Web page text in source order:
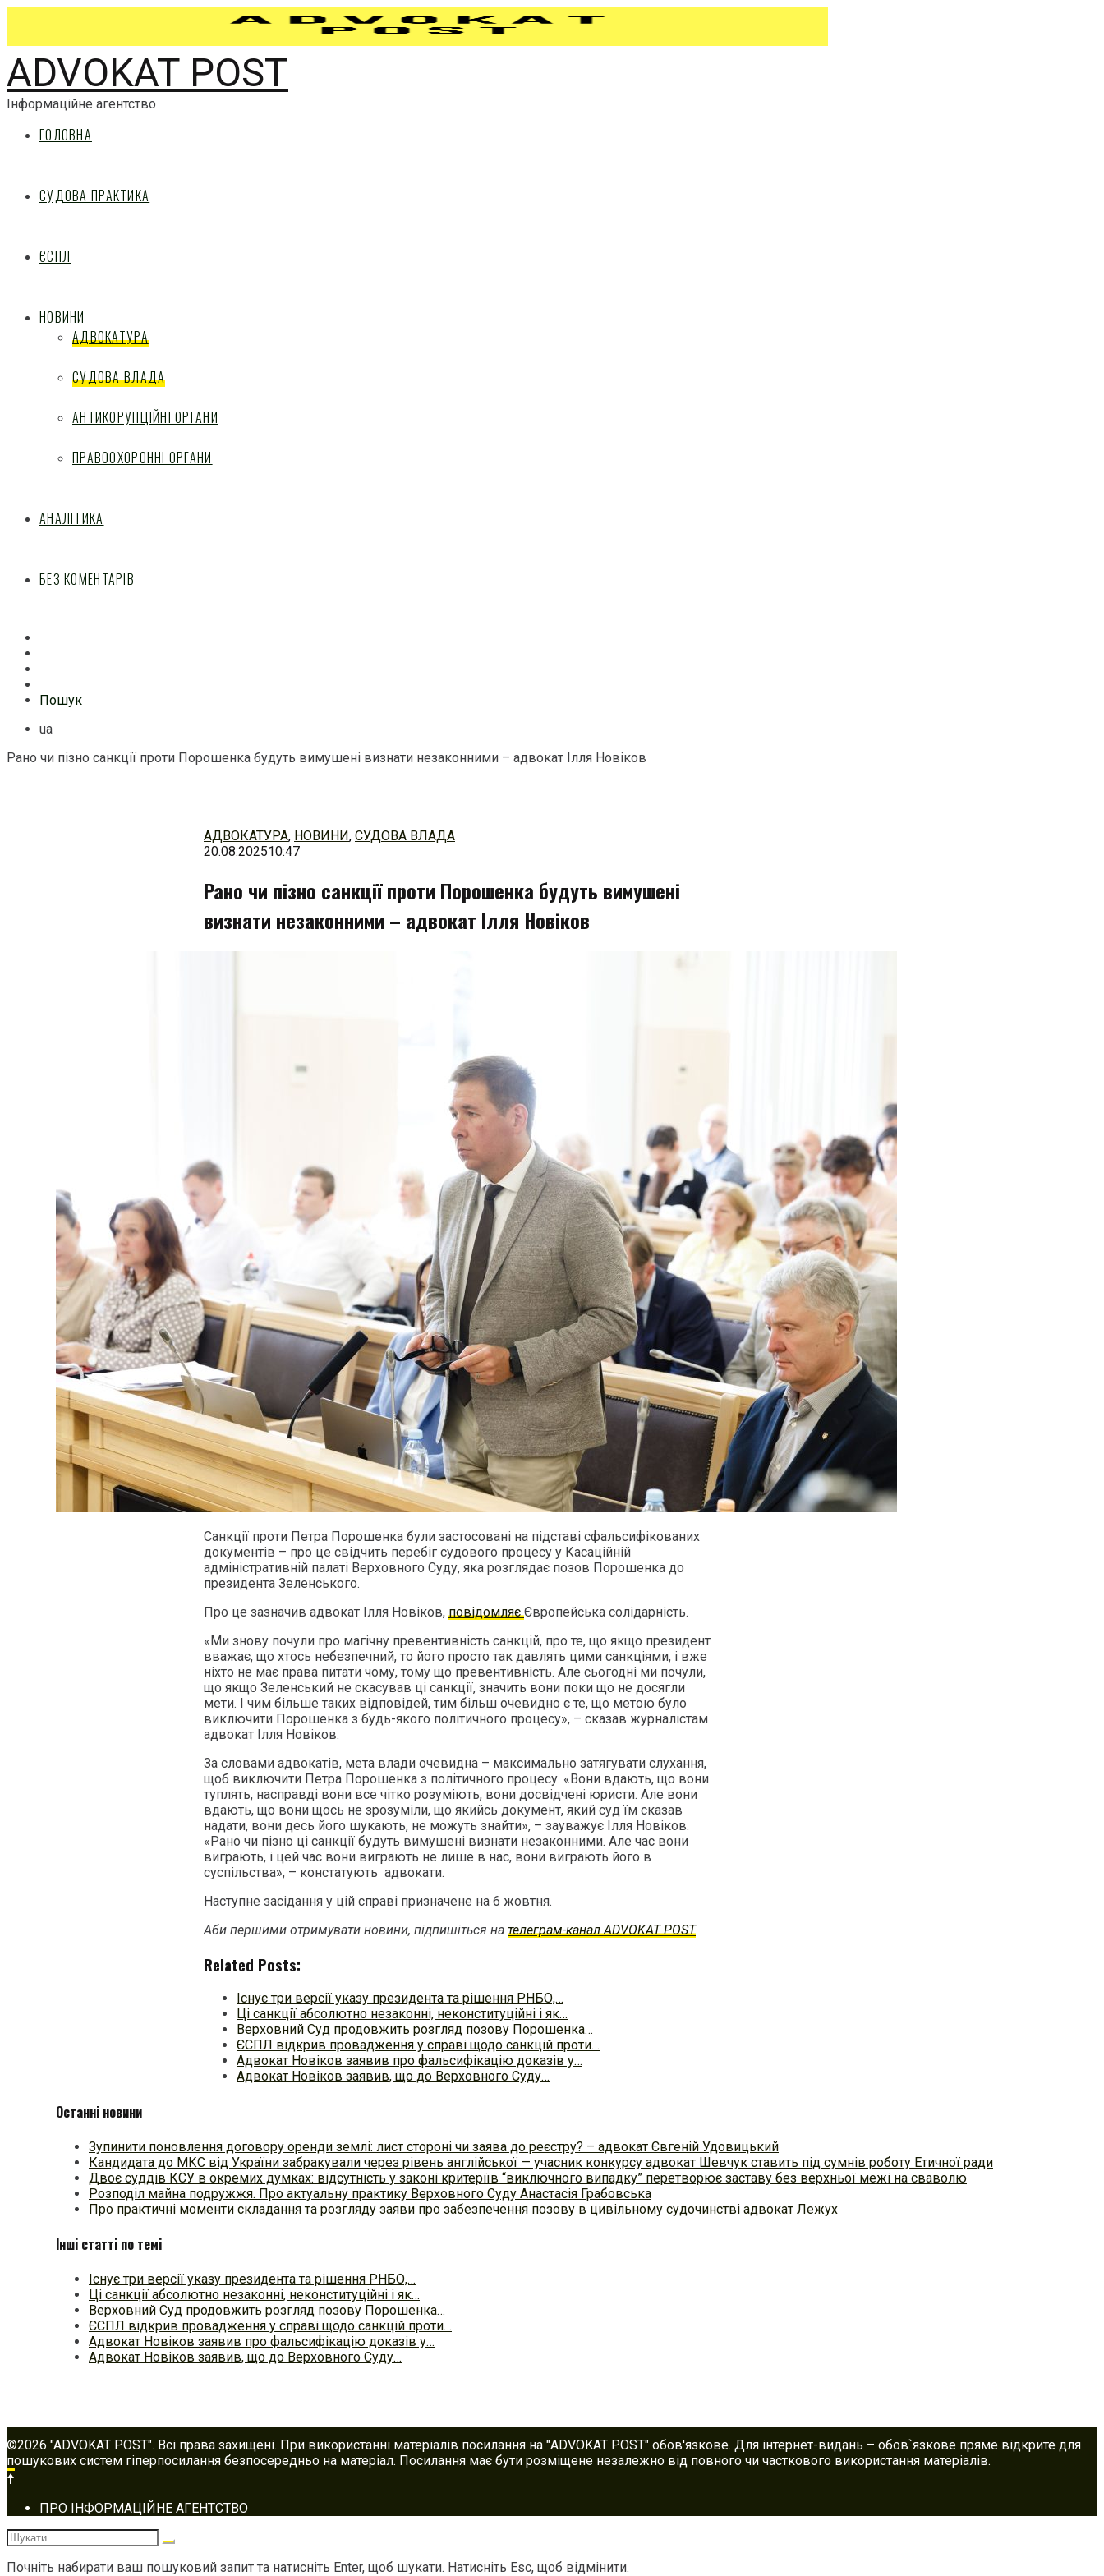
ADVOKAT POST
Інформаційне агентство
ГОЛОВНА
СУДОВА ПРАКТИКА
ЄСПЛ
НОВИНИ
АДВОКАТУРА
СУДОВА ВЛАДА
АНТИКОРУПЦІЙНІ ОРГАНИ
ПРАВООХОРОННІ ОРГАНИ
АНАЛІТИКА
БЕЗ КОМЕНТАРІВ
Пошук
ua
Рано чи пізно санкції проти Порошенка будуть вимушені визнати незаконними – адвокат Ілля Новіков
АДВОКАТУРА, НОВИНИ, СУДОВА ВЛАДА
20.08.202510:47
Рано чи пізно санкції проти Порошенка будуть вимушені
визнати незаконними – адвокат Ілля Новіков
Санкції проти Петра Порошенка були застосовані на підставі сфальсифікованих
документів – про це свідчить перебіг судового процесу у Касаційній
адміністративній палаті Верховного Суду, яка розглядає позов Порошенка до
президента Зеленського.
Про це зазначив адвокат Ілля Новіков, повідомляєЄвропейська солідарність.
«Ми знову почули про магічну превентивність санкцій, про те, що якщо президент
вважає, що хтось небезпечний, то його просто так давлять цими санкціями, і вже
ніхто не має права питати чому, тому що превентивність. Але сьогодні ми почули,
що якщо Зеленський не скасував ці санкції, значить вони поки що не досягли
мети. І чим більше таких відповідей, тим більш очевидно є те, що метою було
виключити Порошенка з будь-якого політичного процесу», – сказав журналістам
адвокат Ілля Новіков.
За словами адвокатів, мета влади очевидна – максимально затягувати слухання,
щоб виключити Петра Порошенка з політичного процесу. «Вони вдають, що вони
туплять, насправді вони все чітко розуміють, вони досвідчені юристи. Але вони
вдають, що вони щось не зрозуміли, що якийсь документ, який суд їм сказав
надати, вони десь його шукають, не можуть знайти», – зауважує Ілля Новіков.
«Рано чи пізно ці санкції будуть вимушені визнати незаконними. Але час вони
виграють, і цей час вони виграють не лише в нас, вони виграють його в
суспільства», – констатують адвокати.
Наступне засідання у цій справі призначене на 6 жовтня.
Аби першими отримувати новини, підпишіться на телеграм-канал ADVOKAT POST.
Related Posts:
Існує три версії указу президента та рішення РНБО,…
Ці санкції абсолютно незаконні, неконституційні і як…
Верховний Суд продовжить розгляд позову Порошенка…
ЄСПЛ відкрив провадження у справі щодо санкцій проти…
Адвокат Новіков заявив про фальсифікацію доказів у…
Адвокат Новіков заявив, що до Верховного Суду…
Останні новини
Зупинити поновлення договору оренди землі: лист стороні чи заява до реєстру? – адвокат Євгеній Удовицький
Кандидата до МКС від України забракували через рівень англійської — учасник конкурсу адвокат Шевчук ставить під сумнів роботу Етичної ради
Двоє суддів КСУ в окремих думках: відсутність у законі критеріїв “виключного випадку” перетворює заставу без верхньої межі на сваволю
Розподіл майна подружжя. Про актуальну практику Верховного Суду Анастасія Грабовська
Про практичні моменти складання та розгляду заяви про забезпечення позову в цивільному судочинстві адвокат Лежух
Інші статті по темі
Існує три версії указу президента та рішення РНБО,…
Ці санкції абсолютно незаконні, неконституційні і як…
Верховний Суд продовжить розгляд позову Порошенка…
ЄСПЛ відкрив провадження у справі щодо санкцій проти…
Адвокат Новіков заявив про фальсифікацію доказів у…
Адвокат Новіков заявив, що до Верховного Суду…
©2026 "ADVOKAT POST". Всі права захищені. При використанні матеріалів посилання на "ADVOKAT POST" обов'язкове. Для інтернет-видань – обов`язкове пряме відкрите для
пошукових систем гіперпосилання безпосередньо на матеріал. Посилання має бути розміщене незалежно від повного чи часткового використання матеріалів.
Footer
navigation
ПРО ІНФОРМАЦІЙНЕ АГЕНТСТВО
Шукати:
Почніть набирати ваш пошуковий запит та натисніть Enter, щоб шукати. Натисніть Esc, щоб відмінити.